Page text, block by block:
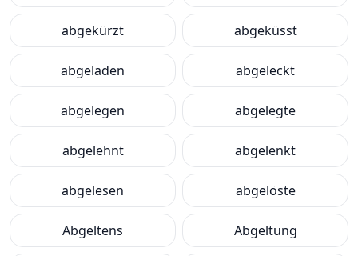
abgekürzt abgeküsst
abgeladen abgeleckt
abgelegen abgelegte
abgelehnt abgelenkt
abgelesen abgelöste
Abgeltens Abgeltung